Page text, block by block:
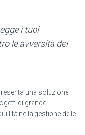
i tuoi
le avversità del
una soluzione
di grande
nella gestione delle